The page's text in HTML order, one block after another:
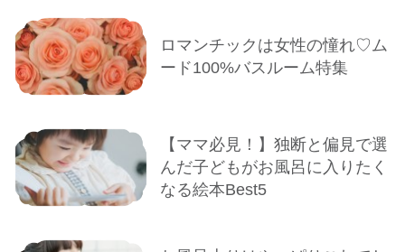
ロマンチックは女性の憧れ♡ム
ード100%バスルーム特集
【ママ必見！】独断と偏見で選
んだ子どもがお風呂に入りたく
なる絵本Best5